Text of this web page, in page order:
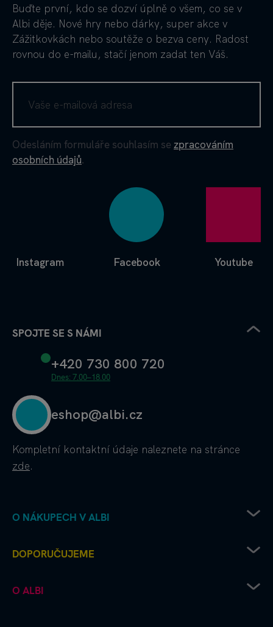
Buďte první, kdo se dozví úplně o všem, co se v
Albi děje. Nové hry nebo dárky, super akce v
Zážitkovkách nebo soutěže o bezva ceny. Radost
rovnou do e-mailu, stačí jenom zadat ten Váš.
Odesláním formuláře souhlasím se zpracováním
osobních údajů.
Facebook
Instagram Youtube
SPOJTE SE S NÁMI
+420 730 800 720
Dnes: 7.00–18.00
eshop@albi.cz
Kompletní kontaktní údaje naleznete na stránce
zde.
O NÁKUPECH V ALBI
Ochrana osobních údajů
Platební metody
DOPORUČUJEME
Albi čtení pro radost
O ALBI